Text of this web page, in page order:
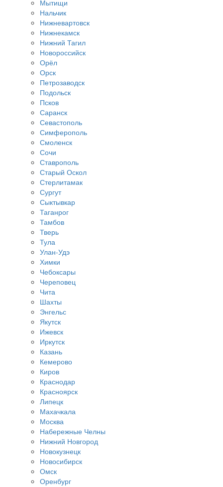
Мытищи
Нальчик
Нижневартовск
Нижнекамск
Нижний Тагил
Новороссийск
Орёл
Орск
Петрозаводск
Подольск
Псков
Саранск
Севастополь
Симферополь
Смоленск
Сочи
Ставрополь
Старый Оскол
Стерлитамак
Сургут
Сыктывкар
Таганрог
Тамбов
Тверь
Тула
Улан-Удэ
Химки
Чебоксары
Череповец
Чита
Шахты
Энгельс
Якутск
Ижевск
Иркутск
Казань
Кемерово
Киров
Краснодар
Красноярск
Липецк
Махачкала
Москва
Набережные Челны
Нижний Новгород
Новокузнецк
Новосибирск
Омск
Оренбург